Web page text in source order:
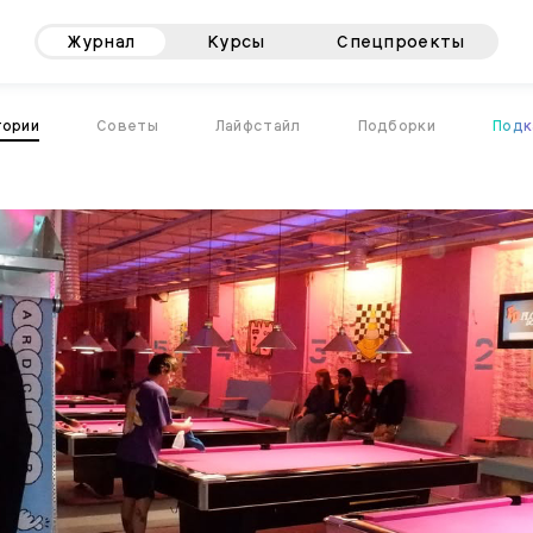
Журнал Курсы Спецпроекты
Советы Лайфстайл Подборки